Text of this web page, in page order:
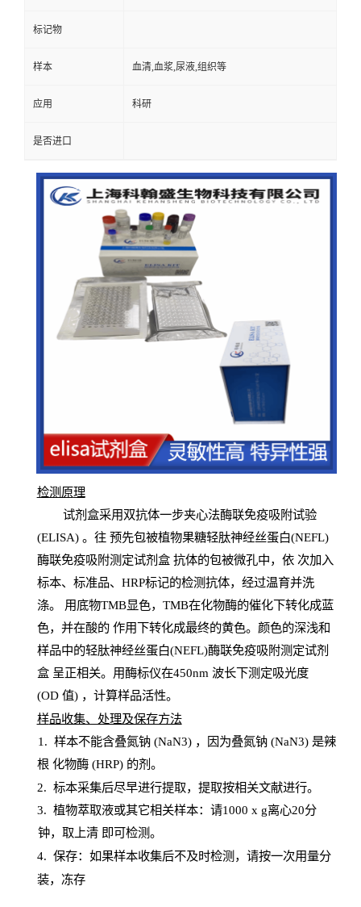
标记物
样本 血清,血浆,尿液,组织等
应用 科研
是否进口
检测原理
试剂盒采用双抗体一步夹心法酶联免疫吸附试验
(ELISA) 。往 预先包被植物果糖轻肽神经丝蛋白(NEFL)
酶联免疫吸附测定试剂盒抗体的包被微孔中，依 次加入
标本、标准品、 HRP标记的检测抗体，经过温育并洗
涤。 用底物TMB显色， TMB在化物酶的催化下转化成蓝
色，并在酸的 作用下转化成最终的黄色。颜色的深浅和
样品中的轻肽神经丝蛋白(NEFL)酶联免疫吸附测定试剂
盒呈正相关。用酶标仪在450nm 波长下测定吸光度
(OD 值) ，计算样品活性。
样品收集、处理及保存方法
1 . 样本不能含叠氮钠(NaN3) ，因为叠氮钠 (NaN3) 是辣
根 化物酶(HRP) 的剂。
2. 标本采集后尽早进行提取，提取按相关文献进行。
3. 植物萃取液或其它相关样本：请1000 x g离心20分
钟，取上清 即可检测。
4. 保存：如果样本收集后不及时检测，请按一次用量分
装，冻存